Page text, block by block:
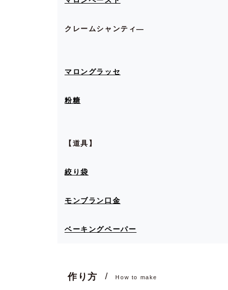
クレームシャンティ―
マロングラッセ
粉糖
【道具】
絞り袋
モンブラン口金
ベーキングペーパー
作り方 How to make